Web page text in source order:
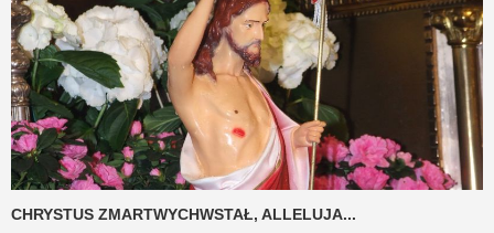
CHRYSTUS ZMARTWYCHWSTAŁ, ALLELUJA...